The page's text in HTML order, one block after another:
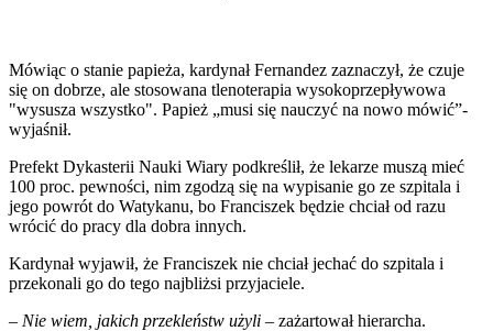
Mówiąc o stanie papieża, kardynał Fernandez zaznaczył, że czuje
się on dobrze, ale stosowana tlenoterapia wysokoprzepływowa
"wysusza wszystko". Papież „musi się nauczyć na nowo mówić”-
wyjaśnił.
Prefekt Dykasterii Nauki Wiary podkreślił, że lekarze muszą mieć
100 proc. pewności, nim zgodzą się na wypisanie go ze szpitala i
jego powrót do Watykanu, bo Franciszek będzie chciał od razu
wrócić do pracy dla dobra innych.
Kardynał wyjawił, że Franciszek nie chciał jechać do szpitala i
przekonali go do tego najbliżsi przyjaciele.
– Nie wiem, jakich przekleństw użyli – zażartował hierarcha.